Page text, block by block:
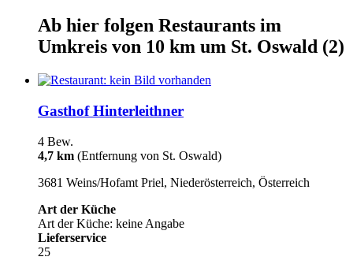
Ab hier folgen Restaurants im
Umkreis von 10 km um St. Oswald (2)
Gasthof Hinterleithner
4 Bew.
4,7 km (Entfernung von St. Oswald)
3681 Weins/Hofamt Priel, Niederösterreich, Österreich
Art der Küche
Art der Küche: keine Angabe
Lieferservice
25